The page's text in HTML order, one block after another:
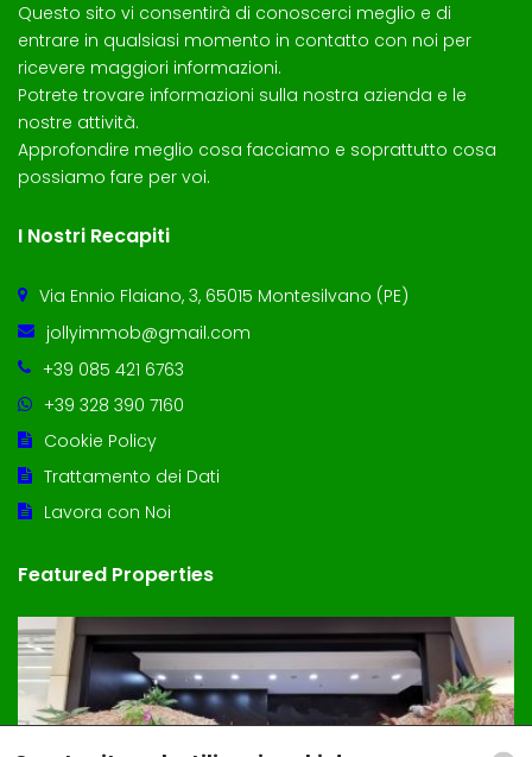
Questo sito vi consentirà di conoscerci meglio e di
entrare in qualsiasi momento in contatto con noi per
ricevere maggiori informazioni.
Potrete trovare informazioni sulla nostra azienda e le
nostre attività.
Approfondire meglio cosa facciamo e soprattutto cosa
possiamo fare per voi.
I Nostri Recapiti
Via Ennio Flaiano, 3, 65015 Montesilvano (PE)
jollyimmob@gmail.com
+39 085 421 6763
+39 328 390 7160
Cookie Policy
Trattamento dei Dati
Lavora con Noi
Featured Properties